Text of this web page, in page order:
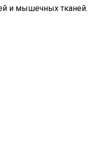
и мышечных тканей.